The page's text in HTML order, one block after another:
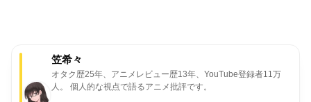
笠希々
オタク歴25年、アニメレビュー歴13年、YouTube登録者11万
人。
個人的な視点で語るアニメ批評です。